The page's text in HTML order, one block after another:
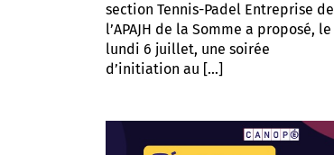
section Tennis-Padel Entreprise de
l’APAJH de la Somme a proposé, le
lundi 6 juillet, une soirée
d’initiation au […]